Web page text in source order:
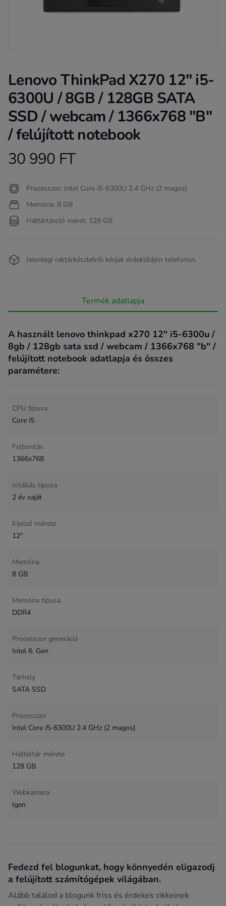
Lenovo ThinkPad X270 12" i5-
6300U / 8GB / 128GB SATA
SSD / webcam / 1366x768 "B"
/ felújított notebook
Product information
30 990 FT
Termékleírás
Processzor: Intel Core i5-6300U 2.4 GHz (2 magos)
Memória: 8 GB
Háttértároló méret: 128 GB
Jelenlegi raktárkészletről kérjük érdeklődjön telefonon.
Termék adatlapja
A használt lenovo thinkpad x270 12" i5-6300u /
8gb / 128gb sata ssd / webcam / 1366x768 "b" /
felújított notebook adatlapja és összes
paramétere:
CPU típusa
Core i5
Felbontás
1366x768
Jótállás típusa
2 év saját
Kijelző mérete
12"
Memória
8 GB
Memória típusa
DDR4
Processzor generáció
Intel 6. Gen
Tárhely
SATA SSD
Processzor
Intel Core i5-6300U 2.4 GHz (2 magos)
Háttértár mérete
128 GB
Webkamera
Igen
Fedezd fel blogunkat, hogy könnyedén eligazodj
a felújított számítógépek világában.
Alább találod a blogunk friss és érdekes cikkeinek